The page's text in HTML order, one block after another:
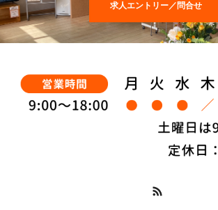
求人エントリー／問合せ